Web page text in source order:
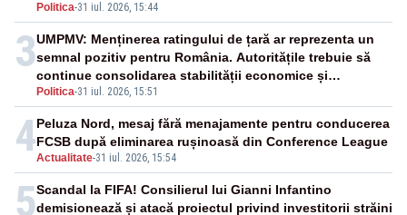
Politica-31 iul. 2026, 15:44
3
Politica-31 iul. 2026, 15:51
UMPMV: Menținerea ratingului de țară ar reprezenta un
semnal pozitiv pentru România. Autoritățile trebuie să
continue consolidarea stabilității economice și
financiare
4Actualitate-31 iul. 2026, 15:54
Peluza Nord, mesaj fără menajamente pentru conducerea
FCSB după eliminarea rușinoasă din Conference League
5Scandal la FIFA! Consilierul lui Gianni Infantino
demisionează și atacă proiectul privind investitorii străini